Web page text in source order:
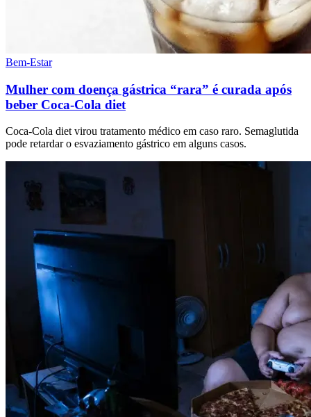
Bem-Estar
Mulher com doença gástrica “rara” é curada após
beber Coca-Cola diet
Coca-Cola diet virou tratamento médico em caso raro. Semaglutida
pode retardar o esvaziamento gástrico em alguns casos.